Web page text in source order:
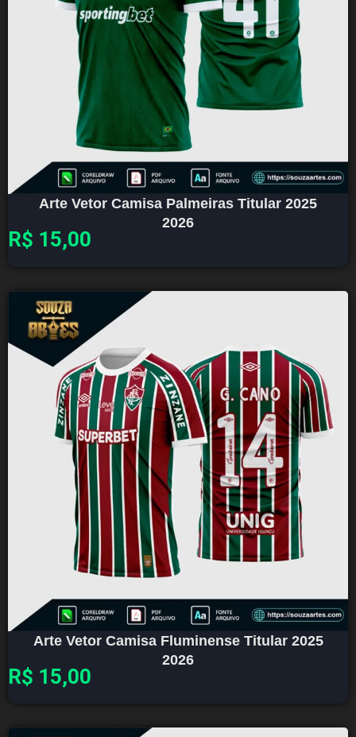
Arte Vetor Camisa Palmeiras Titular 2025
2026
R$ 15,00
Arte Vetor Camisa Fluminense Titular 2025
2026
R$ 15,00